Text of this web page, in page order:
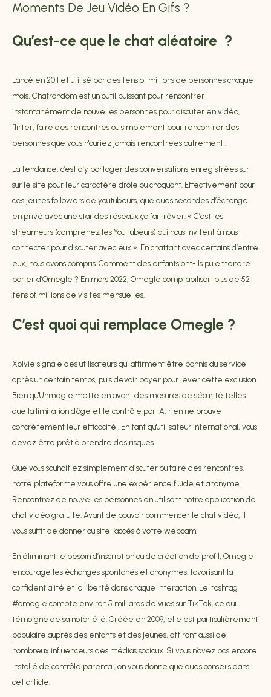
Moments De Jeu Vidéo En Gifs ?
Qu’est-ce que le chat aléatoire ?
Lancé en 2011 et utilisé par des tens of millions de personnes chaque
mois, Chatrandom est un outil puissant pour rencontrer
instantanément de nouvelles personnes pour discuter en vidéo,
flirter, faire des rencontres ou simplement pour rencontrer des
personnes que vous n'auriez jamais rencontrées autrement .
La tendance, c’est d’y partager des conversations enregistrées sur
sur le site pour leur caractère drôle ou choquant. Effectivement pour
ces jeunes followers de youtubeurs, quelques secondes d’échange
en privé avec une star des réseaux ça fait rêver. « C’est les
streameurs (comprenez les YouTubeurs) qui nous invitent à nous
connecter pour discuter avec eux ». En chattant avec certains d’entre
eux, nous avons compris. Comment des enfants ont-ils pu entendre
parler d’Omegle ? En mars 2022, Omegle comptabilisait plus de 52
tens of millions de visites mensuelles.
C’est quoi qui remplace Omegle ?
Xolvie signale des utilisateurs qui affirment être bannis du service
après un certain temps, puis devoir payer pour lever cette exclusion.
Bien qu'Uhmegle mette en avant des mesures de sécurité telles
que la limitation d'âge et le contrôle par IA, rien ne prouve
concrètement leur efficacité . En tant qu'utilisateur international, vous
devez être prêt à prendre des risques.
Que vous souhaitiez simplement discuter ou faire des rencontres,
notre plateforme vous offre une expérience fluide et anonyme.
Rencontrez de nouvelles personnes en utilisant notre application de
chat vidéo gratuite. Avant de pouvoir commencer le chat vidéo, il
vous suffit de donner au site l’accès à votre webcam.
En éliminant le besoin d’inscription ou de création de profil, Omegle
encourage les échanges spontanés et anonymes, favorisant la
confidentialité et la liberté dans chaque interaction. Le hashtag
#omegle compte environ 5 milliards de vues sur TikTok, ce qui
témoigne de sa notoriété. Créée en 2009, elle est particulièrement
populaire auprès des enfants et des jeunes, attirant aussi de
nombreux influenceurs des médias sociaux. Si vous n’avez pas encore
installé de contrôle parental, on vous donne quelques conseils dans
cet article.